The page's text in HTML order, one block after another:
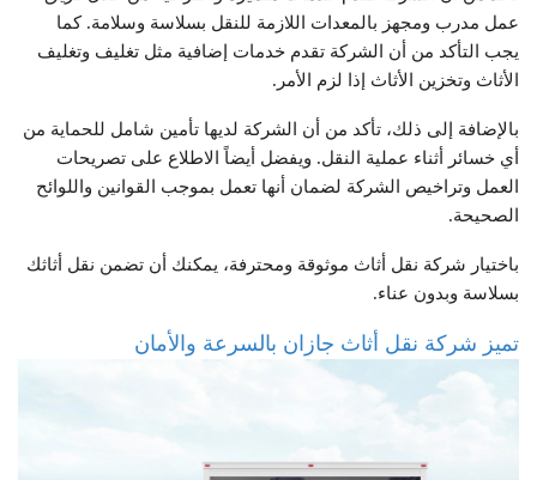
عمل مدرب ومجهز بالمعدات اللازمة للنقل بسلاسة وسلامة. كما
يجب التأكد من أن الشركة تقدم خدمات إضافية مثل تغليف وتغليف
الأثاث وتخزين الأثاث إذا لزم الأمر.
بالإضافة إلى ذلك، تأكد من أن الشركة لديها تأمين شامل للحماية من
أي خسائر أثناء عملية النقل. ويفضل أيضاً الاطلاع على تصريحات
العمل وتراخيص الشركة لضمان أنها تعمل بموجب القوانين واللوائح
الصحيحة.
باختيار شركة نقل أثاث موثوقة ومحترفة، يمكنك أن تضمن نقل أثاثك
بسلاسة وبدون عناء.
تميز شركة نقل أثاث جازان بالسرعة والأمان